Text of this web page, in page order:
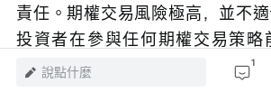
責任。期權交易風險極高，並不
投資者在參與任何期權交易策略
《標準化期權的特徵與風險》
。
說點什麼
1